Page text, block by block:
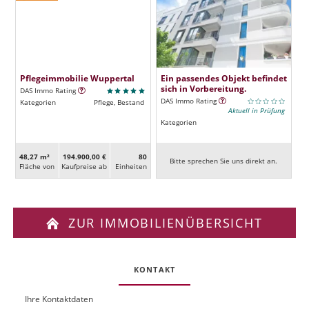
Pflegeimmobilie Wuppertal
DAS Immo Rating
Kategorien
Pflege, Bestand
48,27 m²
Fläche von
194.900,00 €
Kaufpreise ab
80
Ein­heiten
Ein passendes Objekt befindet
sich in Vorbereitung.
DAS Immo Rating
Aktuell in Prüfung
Kategorien
Bitte sprechen Sie uns direkt an.
ZUR IMMOBILIENÜBERSICHT
KONTAKT
OUIhre Kontaktdaten